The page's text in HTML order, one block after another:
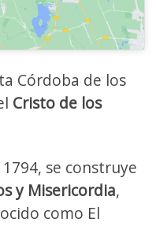
Córdoba de los
Cristo de los
se construye
y Misericordia,
como El